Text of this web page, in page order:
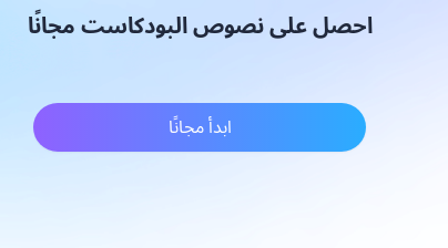
احصل على نصوص البودكاست مجانًا
ابدأ مجانًا